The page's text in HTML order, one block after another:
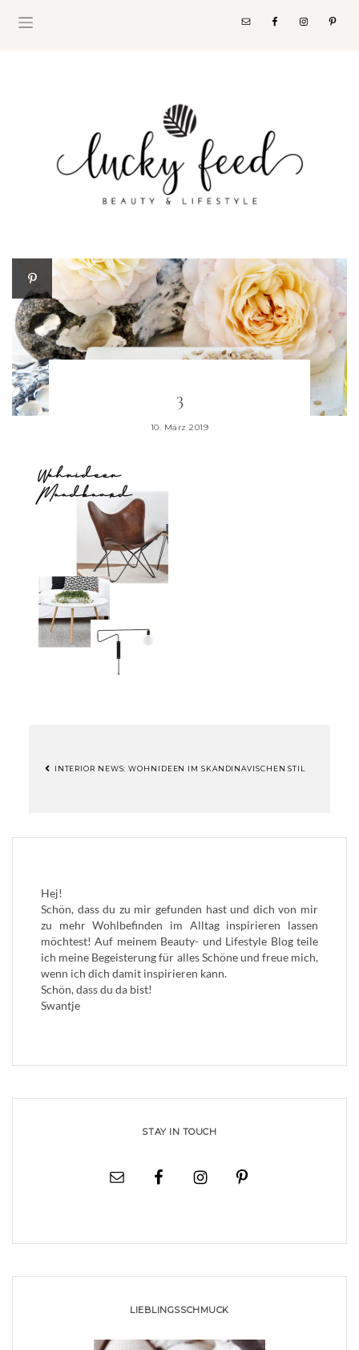
3
10. März 2019
INTERIOR NEWS: WOHNIDEEN IM SKANDINAVISCHEN STIL
Hej!
Schön, dass du zu mir gefunden hast und dich von mir
zu mehr Wohlbefinden im Alltag inspirieren lassen
möchtest! Auf meinem Beauty- und Lifestyle Blog teile
ich meine Begeisterung für alles Schöne und freue mich,
wenn ich dich damit inspirieren kann.
Schön, dass du da bist!
Swantje
STAY IN TOUCH
LIEBLINGSSCHMUCK